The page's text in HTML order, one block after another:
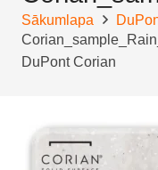
Sākumlapa
DuPont Corian